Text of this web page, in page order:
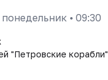
понедельник • 09:30
"Петровские корабли"